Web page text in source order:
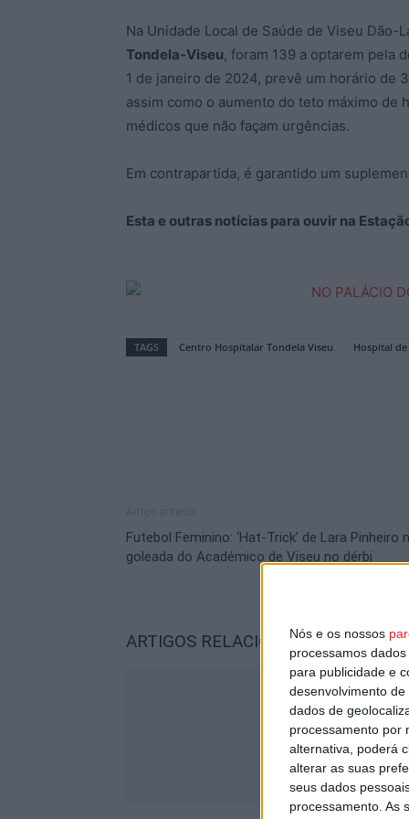
Nós e os nossos
processamos
para publicidade e
desenvolvimento de
dados de
processamento por
alternativa, poderá
alterar as suas
seus dados
processamento. As
Na Unidade Local de Saúde de Viseu Dão-
Tondela-Viseu, foram 139 a optarem pela
1 de janeiro de 2024, prevê um horário de
assim como o aumento do teto máximo de
médicos que não façam urgências.
Em contrapartida, é garantido um
Esta e outras notícias para ouvir na
TAGS Centro Hospitalar Tondela Viseu Hospital
Futebol Feminino: ‘Hat-Trick’ de Lara Pinheiro
goleada do Académico de Viseu no dérbi
ARTIGOS RELACIONADOSMais do